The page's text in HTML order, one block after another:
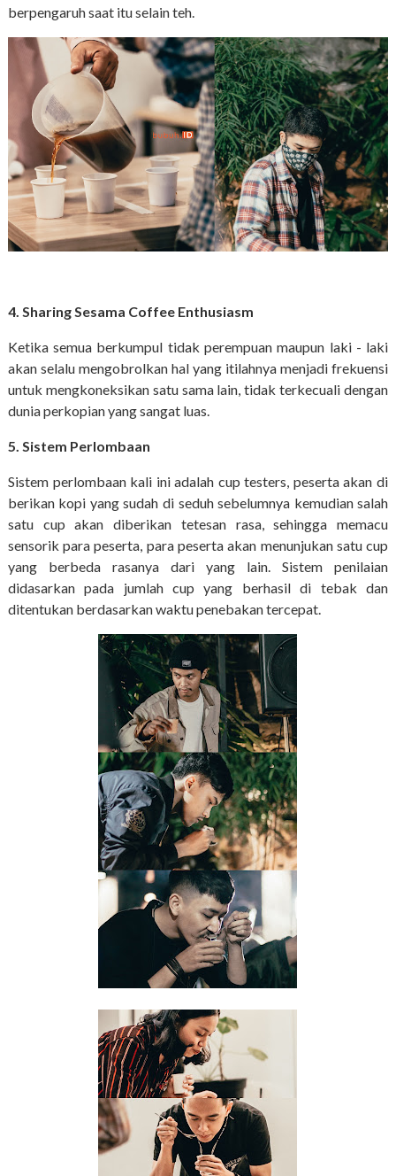
berpengaruh saat itu selain teh.
4. Sharing Sesama Coffee Enthusiasm
Ketika semua berkumpul tidak perempuan maupun laki - laki
akan selalu mengobrolkan hal yang itilahnya menjadi frekuensi
untuk mengkoneksikan satu sama lain, tidak terkecuali dengan
dunia perkopian yang sangat luas.
5. Sistem Perlombaan
Sistem perlombaan kali ini adalah cup testers, peserta akan di
berikan kopi yang sudah di seduh sebelumnya kemudian salah
satu cup akan diberikan tetesan rasa, sehingga memacu
sensorik para peserta, para peserta akan menunjukan satu cup
yang berbeda rasanya dari yang lain. Sistem penilaian
didasarkan pada jumlah cup yang berhasil di tebak dan
ditentukan berdasarkan waktu penebakan tercepat.